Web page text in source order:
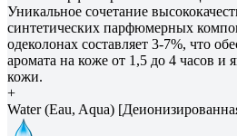
Уникальное сочетание
синтетических парфюмерных
одеколонах составляет 3-7%, что
аромата на коже от 1,5 до 4 часов и
кожи.
+
Water (Eau, Aqua)